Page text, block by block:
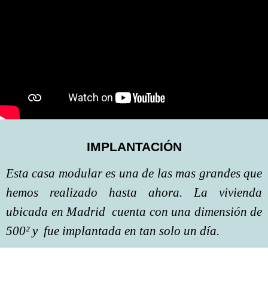
IMPLANTACIÓN
Esta casa modular es una de las mas grandes que
hemos realizado hasta ahora. La vivienda
ubicada en Madrid cuenta con una dimensión de
500² y fue implantada en tan solo un día.